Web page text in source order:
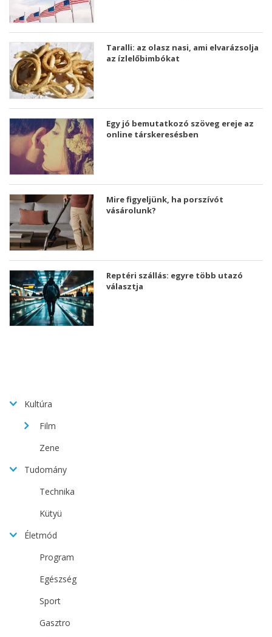
Taralli: az olasz nasi, ami elvarázsolja
az ízlelőbimbókat
Egy jó bemutatkozó szöveg ereje az
online társkeresésben
Mire figyeljünk, ha porszívót
vásárolunk?
Reptéri szállás: egyre több utazó
választja
Kultúra
Film
Zene
Tudomány
Technika
Kütyü
Életmód
Program
Egészség
Sport
Gasztro